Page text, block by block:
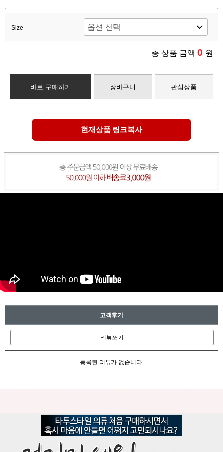
Size
총 상품 금액 0 원
바로 구매하기 장바구니 관심상품
현재상품 링크복사
고객후기
리뷰쓰기
등록된 리뷰가 없습니다.